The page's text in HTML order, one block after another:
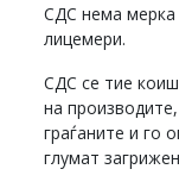
СДС нема
лицемери.
СДС се тие
на
граѓаните и го
глумат